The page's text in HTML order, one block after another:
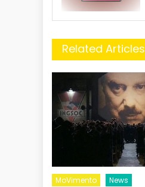
Related Articles
MoVimento News